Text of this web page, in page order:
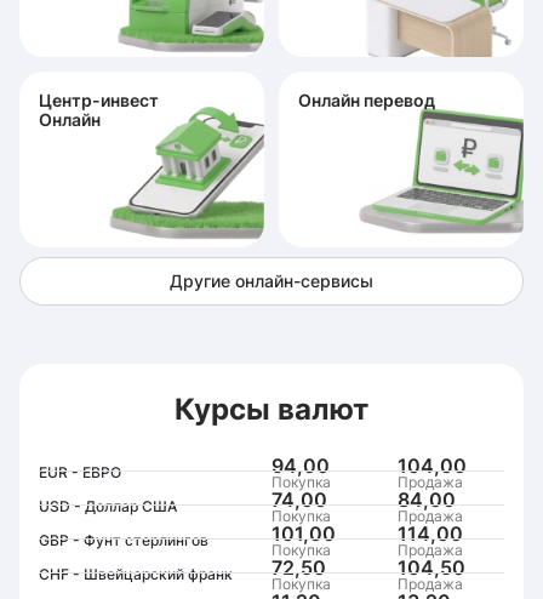
Центр-инвест
Онлайн
Онлайн перевод
Другие онлайн-сервисы
Курсы валют
EUR - ЕВРО 94,00
Покупка
104,00
Продажа
USD - Доллар США
74,00
Покупка
84,00
Продажа
GBP - Фунт стерлингов
101,00
Покупка
114,00
Продажа
CHF - Швейцарский франк
72,50
Покупка
104,50
Продажа